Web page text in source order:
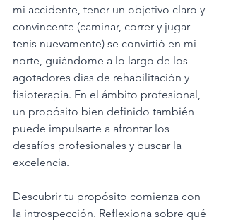
mi accidente, tener un objetivo claro y
convincente (caminar, correr y jugar
tenis nuevamente) se convirtió en mi
norte, guiándome a lo largo de los
agotadores días de rehabilitación y
fisioterapia. En el ámbito profesional,
un propósito bien definido también
puede impulsarte a afrontar los
desafíos profesionales y buscar la
excelencia.
Descubrir tu propósito comienza con
la introspección. Reflexiona sobre qué